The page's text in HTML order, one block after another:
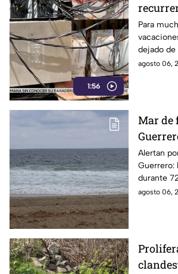
1:56
Para
dejado
periodo
agosto 06,
Mar de
llegará
Alertan
Guerrero:
durante
las zonas
agosto 06,